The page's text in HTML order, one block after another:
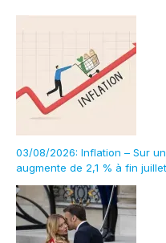
03/08/2026: Inflation – Sur
augmente de 2,1 % à fin